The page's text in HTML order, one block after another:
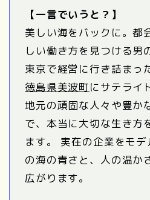
【一言でいうと？】
美しい海をバックに。都
しい働き方を見つける男
東京で経営に行き詰まっ
徳島県美波町にサテライ
地元の頑固な人々や豊か
で、本当に大切な生き方
ます。 実在の企業をモ
の海の青さと、人の温か
広がります。